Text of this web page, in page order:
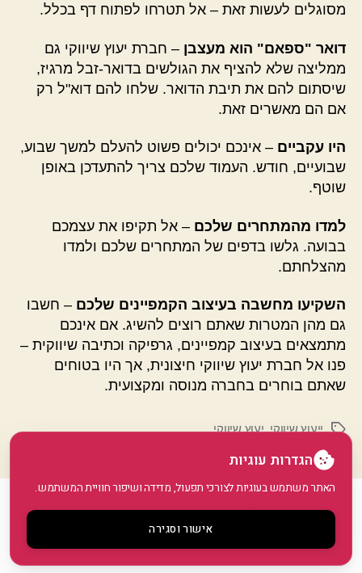
מסוגלים לעשות זאת – אל תטרחו לפתוח דף בכלל.
דואר "ספאם" הוא מעצבן – חברת יעוץ שיווקי גם
ממליצה שלא להציף את הגולשים בדואר-זבל מרגיז,
שיסתום להם את תיבת הדואר. שלחו להם דוא"ל רק
אם הם מאשרים זאת.
היו עקביים – אינכם יכולים פשוט להעלם למשך שבוע,
שבועיים, חודש. העמוד שלכם צריך להתעדכן באופן
שוטף.
למדו מהמתחרים שלכם – אל תקיפו את עצמכם
בבועה. גלשו בדפים של המתחרים שלכם ולמדו
מהצלחתם.
השקיעו מחשבה בעיצוב הקמפיינים שלכם – חשבו
גם מהן המטרות שאתם רוצים להשיג. אם אינכם
מתמצאים בעיצוב קמפיינים, גרפיקה וכתיבה שיווקית –
פנו אל חברת יעוץ שיווקי חיצונית, אך היו בטוחים
שאתם בוחרים בחברה מנוסה ומקצועית.
תגיותייעוץ שיווקי,יעוץ שיווקי
© 2026
GoArticle
מדיניות פרטיות
למעלה
הגדרות עוגיות
האתר משתמש בעוגיות לצורכי תפעול, מדידה ושיפור חוויית המשתמש.
אישור וסגירה